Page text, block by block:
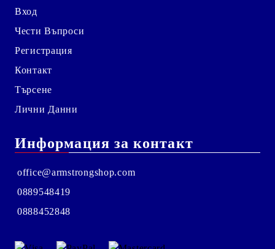
Вход
Чести Въпроси
Регистрация
Контакт
Търсене
Лични Данни
Информация за контакт
office@armstrongshop.com
0889548419
0888452848